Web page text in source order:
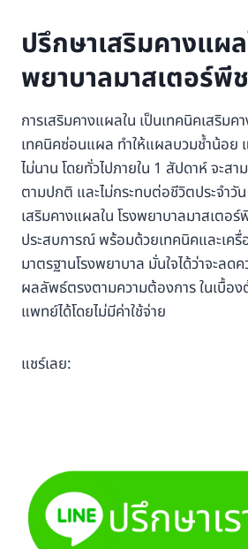
ปรึกษาเสริมคางแผ
พยาบาลมาสเตอร์พีช
การเสริมคางแผลใน เป็นเทคนิคเสริมค
เทคนิคซ่อนแผล ทำให้แผลบวมช้ำน้อย
ไม่นาน โดยทั่วไปภายใน 1 สัปดาห์ จะสา
ตามปกติ และไม่กระทบต่อชีวิตประจำวั
เสริมคางแผลใน โรงพยาบาลมาสเต
ประสบการณ์ พร้อมด้วยเทคนิคและเค
มาตรฐานโรงพยาบาล มั่นใจได้ว่าจะลด
ผลลัพธ์ตรงตามความต้องการ ในเบื้อ
แพทย์ได้โดยไม่มีค่าใช้จ่าย
แชร์เลย: